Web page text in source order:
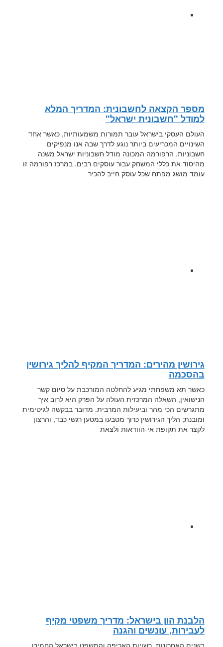
מספר הקצאה לחשבונית: המדריך המלא
למודל "חשבונית ישראל"
העולם העסקי בישראל עובר תמורות משמעותיות, כאשר אחד
השינויים המכריעים ביותר נוגע לדרך שבה אנו מנפיקים
חשבוניות. הרפורמה המכונה מודל חשבוניות ישראל משנה
מהיסוד את כללי המשחק עבור עוסקים רבים. במרכז רפורמה זו
עומד מושג מפתח שכל עוסק חייב להכיר
גירושין מהירים: המדריך המקיף להליך גירושין
בהסכמה
כאשר תא משפחתי מגיע להחלטה המורכבת על סיום קשר
הנישואין, השאלה המרכזית העולה על הפרק היא לרוב איך
מתגרשים הכי מהר וביעילות המרבית. מדובר בבקשה לגיטימית
ומובנת; הליך הגירושין כרוך מטבעו במטען רגשי כבד, והרצון
לקצר את תקופת אי-הוודאות ולצאת
הלבנת הון בישראל: מדריך משפטי מקיף
לעבירות, עונשים והגנה
בשנים האחרונות, רשויות האכיפה והמשפט בישראל החמירו